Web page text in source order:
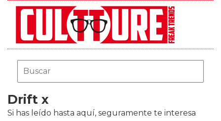
Drift x
Si has leído hasta aquí, seguramente te interesa